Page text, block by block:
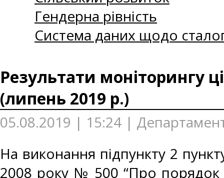
Гендерна рівність
Система даних щодо
Результати моніторингу
(липень 2019 р.)
05.08.2019 | 15:24 |
На виконання підпункту 2
2008 року № 500 “Про порядок